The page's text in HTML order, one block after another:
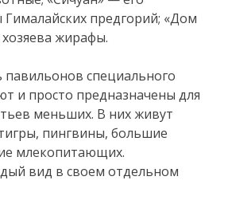
предгорий; «Дом
жирафы.
специального
и просто предназначены для
меньших. В них живут
пингвины, большие
млекопитающих.
вид в своем отдельном